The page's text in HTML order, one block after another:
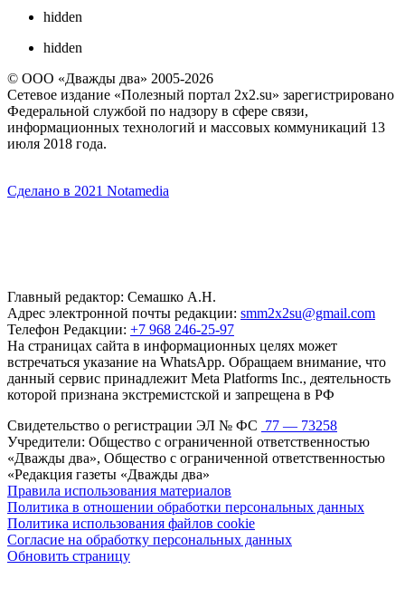
hidden
hidden
© ООО «Дважды два» 2005-2026
Сетевое издание «Полезный портал 2x2.su» зарегистрировано
Федеральной службой по надзору в сфере связи,
информационных технологий и массовых коммуникаций 13
июля 2018 года.
Сделано в 2021 Notamedia
Главный редактор: Семашко А.Н.
Адрес электронной почты редакции: smm2x2su@gmail.com
Телефон Редакции: +7 968 246-25-97
На страницах сайта в информационных целях может
встречаться указание на WhatsApp. Обращаем внимание, что
данный сервис принадлежит Meta Platforms Inc., деятельность
которой признана экстремистской и запрещена в РФ
Свидетельство о регистрации ЭЛ № ФС 77 — 73258
Учредители: Общество с ограниченной ответственностью
«Дважды два», Общество с ограниченной ответственностью
«Редакция газеты «Дважды два»
Правила использования материалов
Политика в отношении обработки персональных данных
Политика использования файлов cookie
Согласие на обработку персональных данных
Обновить страницу